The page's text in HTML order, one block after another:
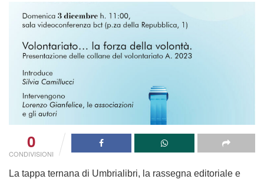
0
CONDIVISIONI
La tappa ternana di Umbrialibri, la rassegna editoriale e